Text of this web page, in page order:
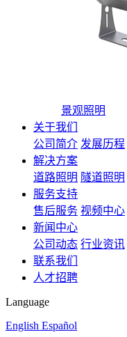
景观照明
关于我们
公司简介 发展历程
解决方案
道路照明 隧道照明
服务支持
售后服务 视频中心
新闻中心
公司动态 行业资讯
联系我们
人才招聘
Language
English Español